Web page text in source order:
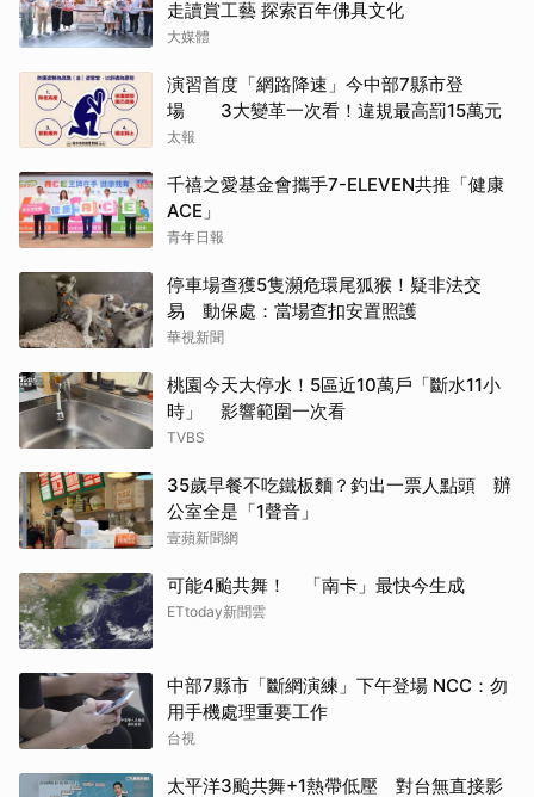
走讀賞工藝 探索百年佛具文化
大媒體
演習首度「網路降速」今中部7縣市登
場 3大變革一次看！違規最高罰15萬元
太報
千禧之愛基金會攜手7-ELEVEN共推「健康
ACE」
青年日報
停車場查獲5隻瀕危環尾狐猴！疑非法交
易 動保處：當場查扣安置照護
華視新聞
桃園今天大停水！5區近10萬戶「斷水11小
時」 影響範圍一次看
TVBS
35歲早餐不吃鐵板麵？釣出一票人點頭 辦
公室全是「1聲音」
壹蘋新聞網
可能4颱共舞！ 「南卡」最快今生成
ETtoday新聞雲
中部7縣市「斷網演練」下午登場 NCC：勿
用手機處理重要工作
台視
太平洋3颱共舞+1熱帶低壓 對台無直接影